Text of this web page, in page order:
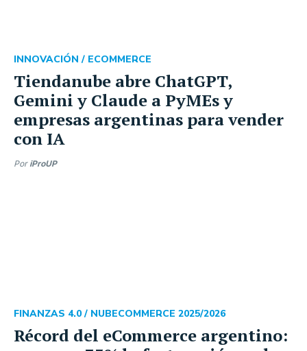
Tiendanube abre ChatGPT,
Gemini y Claude a PyMEs y
empresas argentinas para vender
con IA
INNOVACIÓN / ECOMMERCE
Por iProUP
Récord del eCommerce argentino:
FINANZAS 4.0 / NUBECOMMERCE 2025/2026